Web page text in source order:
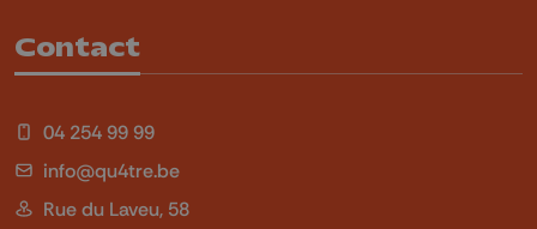
Contact
04 254 99 99
info@qu4tre.be
Rue du Laveu, 58